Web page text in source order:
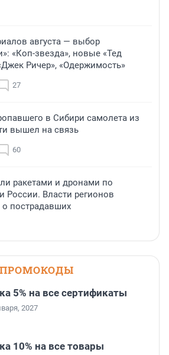
августа — выбор
«Коп-звезда», новые «Тед
Ричер», «Одержимость»
27
в Сибири самолета из
вышел на связь
60
ракетами и дронами по
России. Власти регионов
пострадавших
ПРОМОКОДЫ
5% на все сертификаты
2027
10% на все товары